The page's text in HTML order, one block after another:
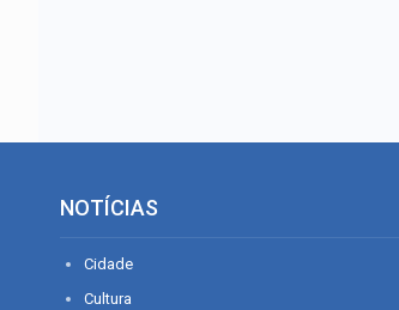
NOTÍCIAS
Cidade
Cultura